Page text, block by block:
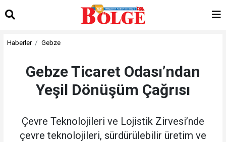
Haberler Gebze
Gebze Ticaret Odası’ndan
Yeşil Dönüşüm Çağrısı
Çevre Teknolojileri ve Lojistik Zirvesi’nde
çevre teknolojileri, sürdürülebilir üretim ve